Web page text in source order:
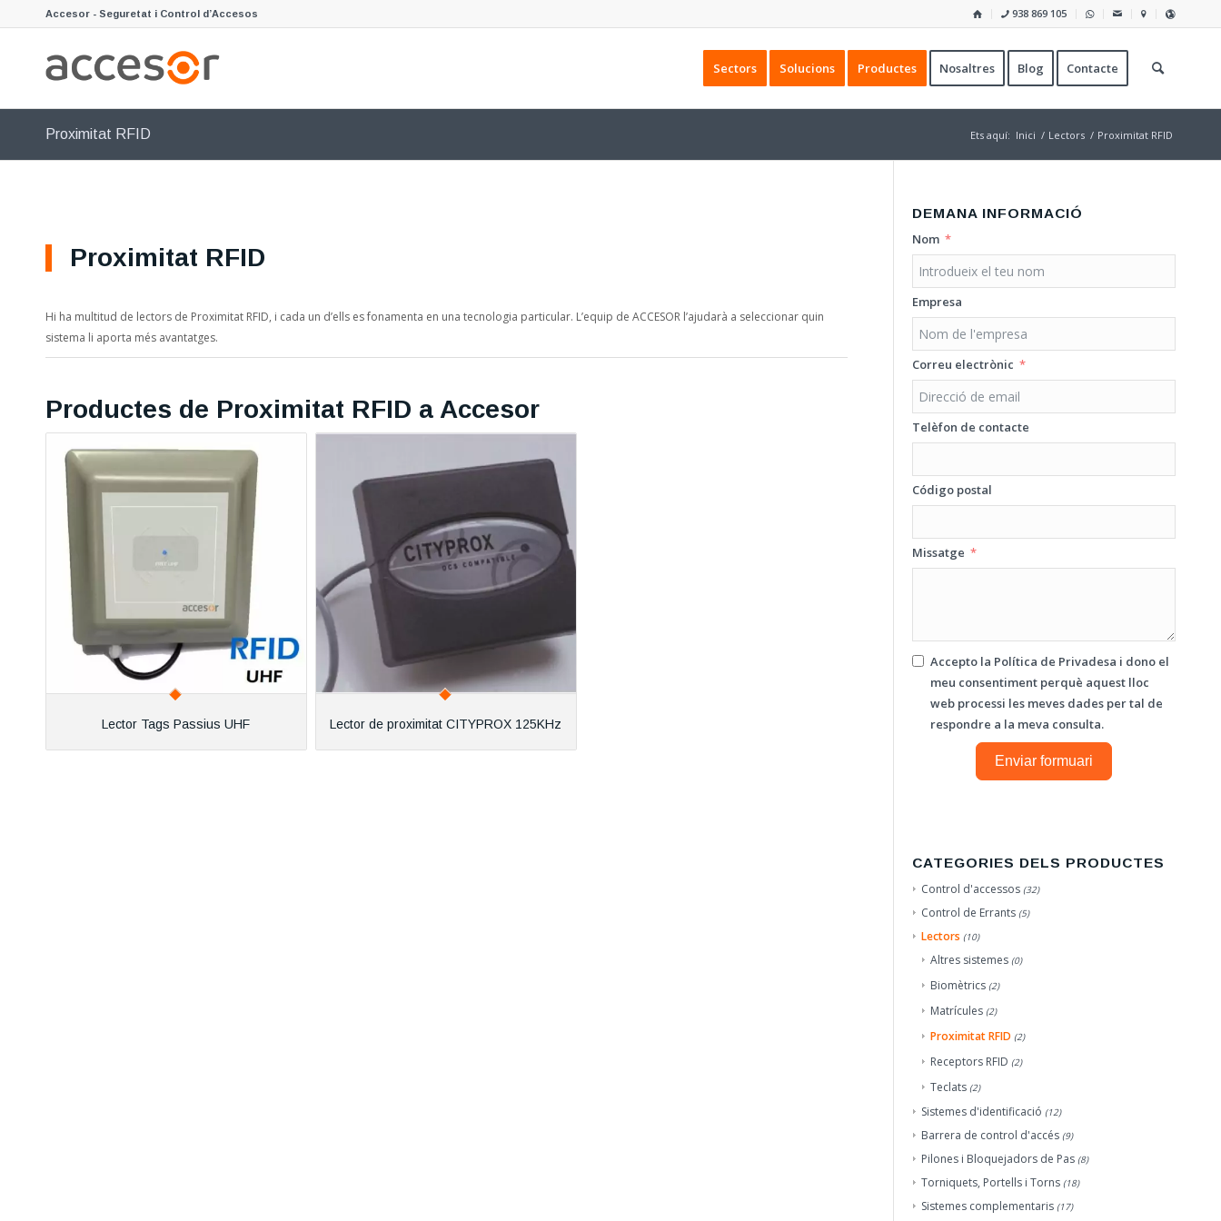
938 869 105
Accesor - Seguretat i Control d’Accesos
Sectors Solucions Productes Nosaltres Blog Contacte
Proximitat RFID Ets aquí: Inici / Lectors / Proximitat RFID
Proximitat RFID
Hi ha multitud de lectors de Proximitat RFID, i cada un d’ells es fonamenta en una tecnologia particular. L’equip de ACCESOR l’ajudarà a seleccionar quin
sistema li aporta més avantatges.
Productes de Proximitat RFID a Accesor
Lector Tags Passius UHF Lector de proximitat CITYPROX 125KHz
DEMANA INFORMACIÓ
Nom
Empresa
Correu electrònic
Telèfon de contacte
Código postal
Missatge
Accepto la Política de Privadesa i dono el
meu consentiment perquè aquest lloc
web processi les meves dades per tal de
respondre a la meva consulta.
Enviar formuari
CATEGORIES DELS PRODUCTES
Control d'accessos (32)
Control de Errants (5)
Lectors (10)
Altres sistemes (0)
Biomètrics (2)
Matrícules (2)
Proximitat RFID (2)
Receptors RFID (2)
Teclats (2)
Sistemes d'identificació (12)
Barrera de control d'accés (9)
Pilones i Bloquejadors de Pas (8)
Torniquets, Portells i Torns (18)
Sistemes complementaris (17)